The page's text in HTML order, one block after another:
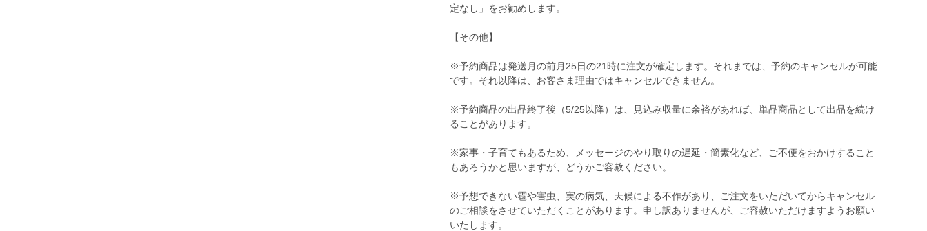
定なし」をお勧めします。
【その他】
※予約商品は発送月の前月25日の21時に注文が確定します。それまでは、予約のキャンセルが可能
です。それ以降は、お客さま理由ではキャンセルできません。
※予約商品の出品終了後（5/25以降）は、見込み収量に余裕があれば、単品商品として出品を続け
ることがあります。
※家事・子育てもあるため、メッセージのやり取りの遅延・簡素化など、ご不便をおかけすること
もあろうかと思いますが、どうかご容赦ください。
※予想できない雹や害虫、実の病気、天候による不作があり、ご注文をいただいてからキャンセル
のご相談をさせていただくことがあります。申し訳ありませんが、ご容赦いただけますようお願い
いたします。